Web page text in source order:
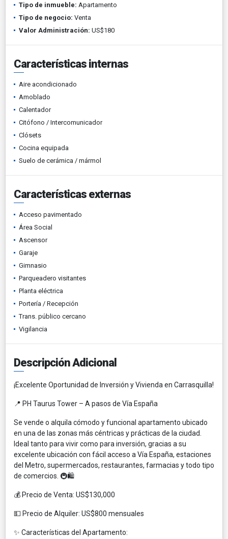
Tipo de inmueble: Apartamento
Tipo de negocio: Venta
Valor Administración: US$180
Características internas
Aire acondicionado
Amoblado
Calentador
Citófono / Intercomunicador
Clósets
Cocina equipada
Suelo de cerámica / mármol
Características externas
Acceso pavimentado
Área Social
Ascensor
Garaje
Gimnasio
Parqueadero visitantes
Planta eléctrica
Portería / Recepción
Trans. público cercano
Vigilancia
Descripción Adicional
¡Excelente Oportunidad de Inversión y Vivienda en Carrasquilla!
📍 PH Taurus Tower – A pasos de Vía España
Se vende o alquila cómodo y funcional apartamento ubicado
en una de las zonas más céntricas y prácticas de la ciudad.
Ideal tanto para vivir como para inversión, gracias a su
excelente ubicación con fácil acceso a Vía España, estaciones
del Metro, supermercados, restaurantes, farmacias y todo tipo
de comercios. 🚇🛍️
💰 Precio de Venta: US$130,000
💵 Precio de Alquiler: US$800 mensuales
✨ Características del Apartamento: